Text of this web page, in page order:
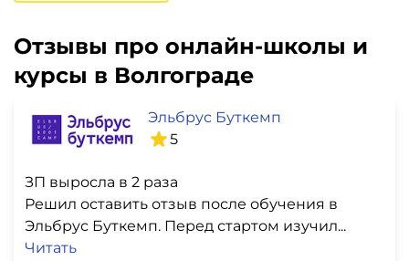
Отзывы про онлайн-школы и
курсы в Волгограде
Эльбрус Буткемп
5
ЗП выросла в 2 раза
Решил оставить отзыв после обучения в
Эльбрус Буткемп. Перед стартом изучил...
Читать